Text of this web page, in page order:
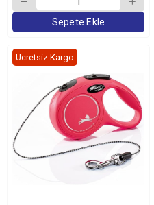
Sepete Ekle
Ücretsiz Kargo